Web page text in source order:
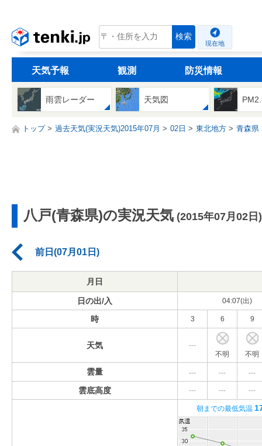
tenki.jp 検索
現在地
天気予報 観測 防災情報
雨雲レーダー 天気図
トップ 過去天気(実況天気)2015年07月 02日 東北地方 青森県
八戸(青森県)の実況天気 (2015年07月02日)
前日(07月01日)
月日
日の出/入 04:07(出)
時 3 6 9
天気
---
不明
不明
雲量 --- --- ---
雲底高度 --- --- ---
朝までの最低気温